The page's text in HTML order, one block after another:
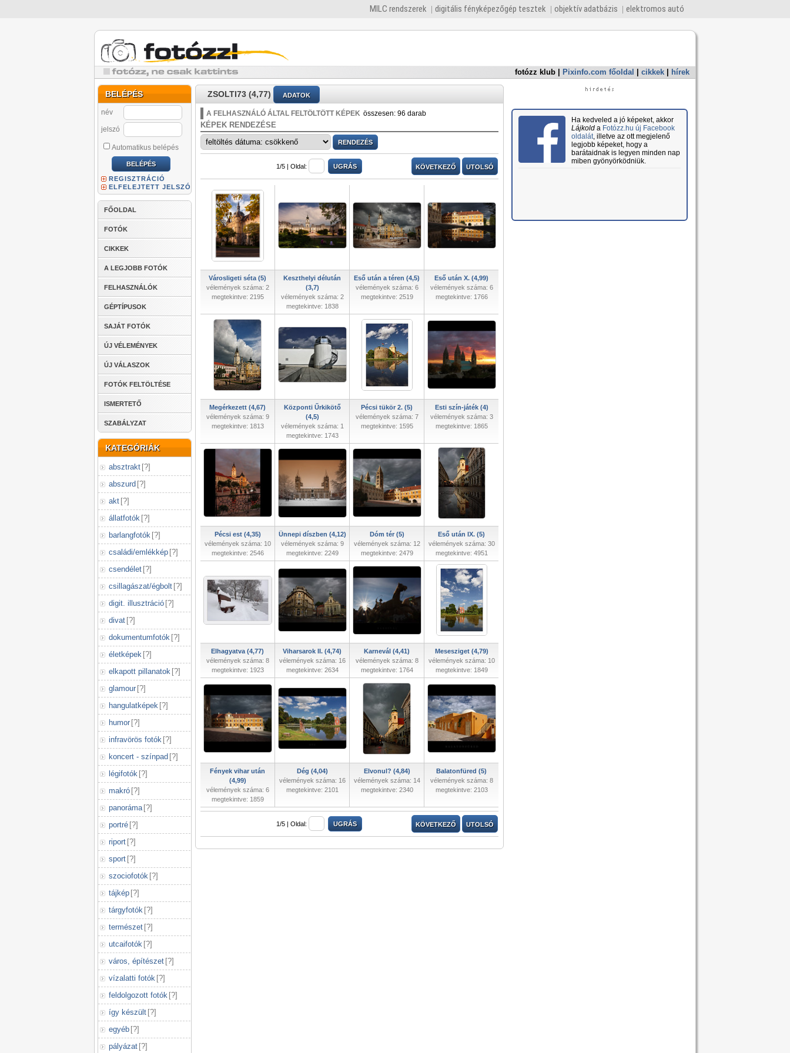
MILC rendszerek digitális fényképezőgép tesztek objektív adatbázis elektromos autó
fotózz klub Pixinfo.com főoldal cikkek hírek
BELÉPÉS
név
jelszó
Automatikus belépés
REGISZTRÁCIÓ
ELFELEJTETT JELSZÓ
FŐOLDAL
FOTÓK
CIKKEK
A LEGJOBB FOTÓK
FELHASZNÁLÓK
GÉPTÍPUSOK
SAJÁT FOTÓK
ÚJ VÉLEMÉNYEK
ÚJ VÁLASZOK
FOTÓK FELTÖLTÉSE
ISMERTETŐ
SZABÁLYZAT
KATEGÓRIÁK
absztrakt [?]
abszurd [?]
akt [?]
állatfotók [?]
barlangfotók [?]
családi/emlékkép [?]
csendélet [?]
csillagászat/égbolt [?]
digit. illusztráció [?]
divat [?]
dokumentumfotók [?]
életképek [?]
elkapott pillanatok [?]
glamour [?]
hangulatképek [?]
humor [?]
infravörös fotók [?]
koncert - színpad [?]
légifotók [?]
makró [?]
panoráma [?]
portré [?]
riport [?]
sport [?]
szociofotók [?]
tájkép [?]
tárgyfotók [?]
természet [?]
utcaifotók [?]
város, építészet [?]
vízalatti fotók [?]
feldolgozott fotók [?]
így készült [?]
egyéb [?]
pályázat [?]
ZSOLTI73 (4,77) ADATOK
A FELHASZNÁLÓ ÁLTAL FELTÖLTÖTT KÉPEK összesen: 96 darab
KÉPEK RENDEZÉSE
1/5 | Oldal: KÖVETKEZŐ UTOLSÓ
Városligeti séta (5)
vélemények száma: 2
megtekintve: 2195
Keszthelyi délután
(3,7)
vélemények száma: 2
megtekintve: 1838
Eső után a téren (4,5)
vélemények száma: 6
megtekintve: 2519
Eső után X. (4,99)
vélemények száma: 6
megtekintve: 1766
Megérkezett (4,67)
vélemények száma: 9
megtekintve: 1813
Központi Űrkikötő
(4,5)
vélemények száma: 1
megtekintve: 1743
Pécsi tükör 2. (5)
vélemények száma: 7
megtekintve: 1595
Esti szín-játék (4)
vélemények száma: 3
megtekintve: 1865
Pécsi est (4,35)
vélemények száma: 10
megtekintve: 2546
Ünnepi díszben (4,12)
vélemények száma: 9
megtekintve: 2249
Dóm tér (5)
vélemények száma: 12
megtekintve: 2479
Eső után IX. (5)
vélemények száma: 30
megtekintve: 4951
Elhagyatva (4,77)
vélemények száma: 8
megtekintve: 1923
Viharsarok II. (4,74)
vélemények száma: 16
megtekintve: 2634
Karnevál (4,41)
vélemények száma: 8
megtekintve: 1764
Mesesziget (4,79)
vélemények száma: 10
megtekintve: 1849
Fények vihar után
(4,99)
vélemények száma: 6
megtekintve: 1859
Dég (4,04)
vélemények száma: 16
megtekintve: 2101
Elvonul? (4,84)
vélemények száma: 14
megtekintve: 2340
Balatonfüred (5)
vélemények száma: 8
megtekintve: 2103
1/5 | Oldal: KÖVETKEZŐ UTOLSÓ
Ha kedveled a jó képeket, akkor
Lájkolda Fotózz.hu új Facebook
oldalát, illetve az ott megjelenő
legjobb képeket, hogy a
barátaidnak is legyen minden nap
miben gyönyörködniük.